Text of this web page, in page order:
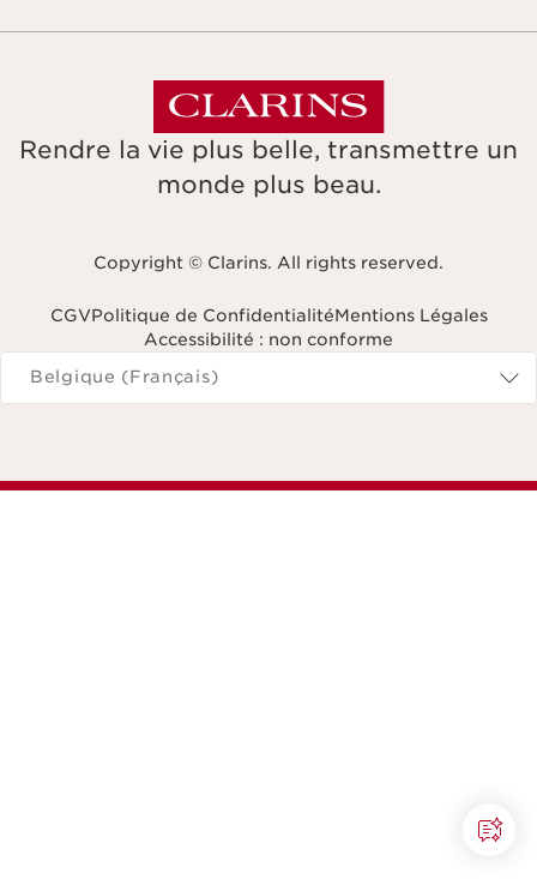
Rendre la vie plus belle, transmettre un
monde plus beau.
Copyright © Clarins. All rights reserved.
CGVPolitique de ConfidentialitéMentions Légales
Accessibilité : non conforme
Naviguer vers
Belgique (Français)